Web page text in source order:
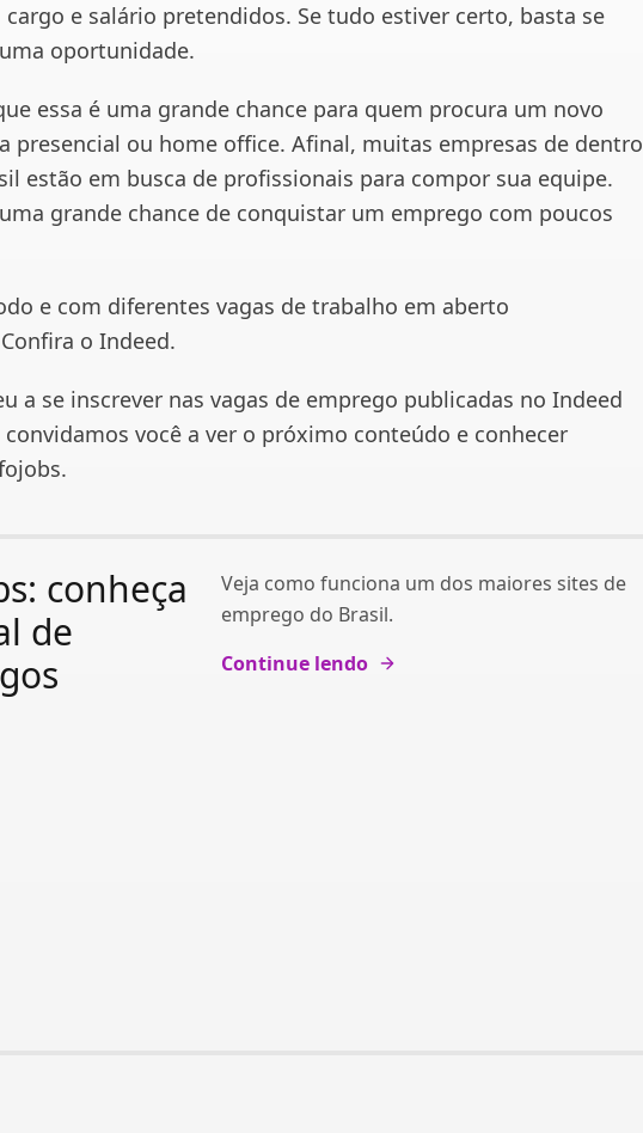
cargo e salário pretendidos. Se tudo estiver certo, basta se
oportunidade.
essa é uma grande chance para quem procura um novo
presencial ou home office. Afinal, muitas empresas de dentro
estão em busca de profissionais para compor sua equipe.
grande chance de conquistar um emprego com poucos
e com diferentes vagas de trabalho em aberto
o Indeed.
a se inscrever nas vagas de emprego publicadas no Indeed
convidamos você a ver o próximo conteúdo e conhecer
conheça
de
Veja como funciona um dos maiores sites de
emprego do Brasil.
Continue lendo